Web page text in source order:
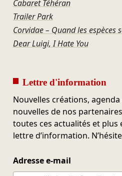
Cabaret Téhéran
Trailer Park
Corvidae – Quand les espèces
Dear Luigi, I Hate You
Lettre d'information
Nouvelles créations,
nouvelles de nos
toutes ces actualités et plus
lettre d’information.
Adresse e-mail